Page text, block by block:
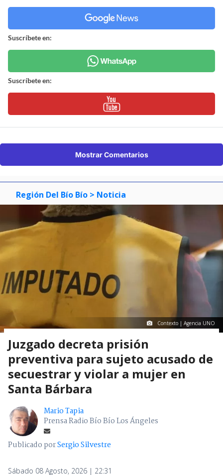
Suscríbete en:
Suscríbete en:
Mostrar Comentarios
Región Del Bío Bío > Noticia
Contexto | Agencia UNO
Juzgado decreta prisión
preventiva para sujeto acusado de
secuestrar y violar a mujer en
Santa Bárbara
Mario Tapia
Prensa Radio Bío Bío Los Ángeles
Publicado porSergio Silvestre
Sábado 08 Agosto, 2026 | 22:31